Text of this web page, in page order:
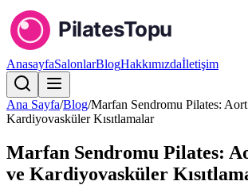
AnasayfaSalonlarBlogHakkımızdaİletişim
Ana Sayfa/Blog/Marfan Sendromu Pilates:
Kardiyovasküler Kısıtlamalar
Marfan Sendromu Pilates:
ve Kardiyovasküler